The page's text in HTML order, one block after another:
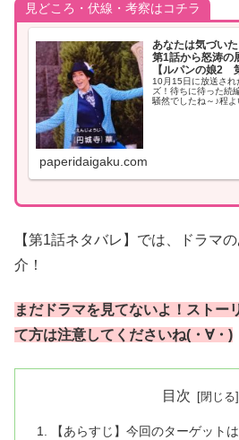
見どころ・伏線・考察はコチラ
あなたは気づい
第1話から怒涛の
【ルパンの娘2
10月15日に放送され
ズ！待ちに待った続
騒然でしたね～♪程よ
paperidaigaku.com
【第1話ネタバレ】では、ドラマ
介！
まだドラマを見てないよ！ストー
て方は注意してくださいね(・∀・)
目次
【あらすじ】今回のターゲット